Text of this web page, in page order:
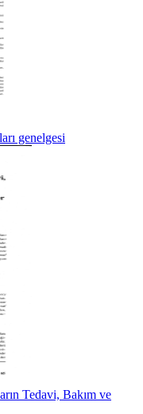
genelgesi
Tedavi, Bakım ve